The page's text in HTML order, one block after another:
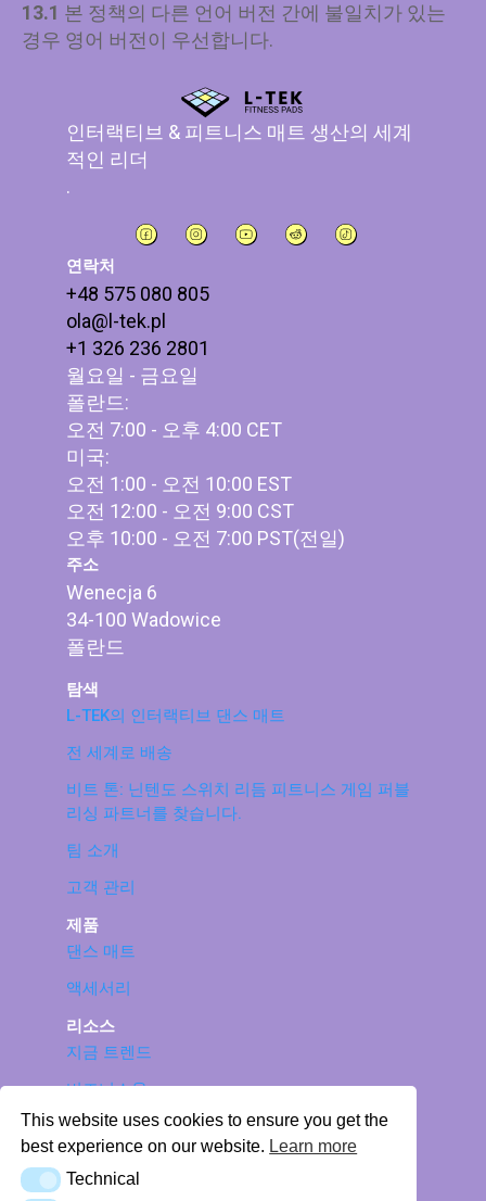
This website uses cookies to ensure you get the
best experience on our website. Learn more
Technical
Technical
13.1 본 정책의 다른 언어 버전 간에 불일치가 있는
경우 영어 버전이 우선합니다.
인터랙티브 & 피트니스 매트 생산의 세계
적인 리더
.
연락처
+48 575 080 805
ola@l-tek.pl
+1 326 236 2801
월요일 - 금요일
폴란드:
오전 7:00 - 오후 4:00 CET
미국:
오전 1:00 - 오전 10:00 EST
오전 12:00 - 오전 9:00 CST
오후 10:00 - 오전 7:00 PST(전일)
주소
Wenecja 6
34-100 Wadowice
폴란드
탐색
L-TEK의 인터랙티브 댄스 매트
전 세계로 배송
비트 톤: 닌텐도 스위치 리듬 피트니스 게임 퍼블
리싱 파트너를 찾습니다.
팀 소개
고객 관리
제품
댄스 매트
액세서리
리소스
지금 트렌드
비즈니스용
L-TEK 댄스 패드 지원: 매뉴얼, 문제 해결 및 테스
터
© 2026 LTEK Sp. z o.o. 판권 소유.